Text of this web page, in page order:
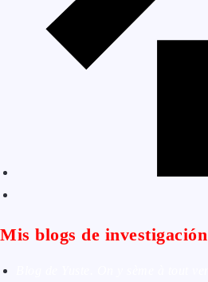
Mis blogs de investigación